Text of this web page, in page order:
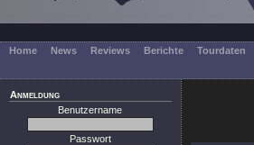
Home News Reviews Berichte Tourdaten
Anmeldung
Benutzername
Passwort